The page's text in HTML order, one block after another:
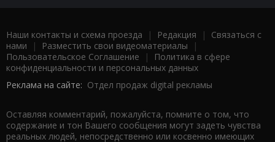
Наши контакты и схема проезда | Редакция | Связаться с
нами | Разместить свои видеоматериалы |
Пользовательское Соглашение |
Политика в сфере
конфиденциальности и персональных данных
Реклама на сайте: Отдел продаж digital рекламы
Оставляя комментарий, пожалуйста, помните о том, что
содержание и тон Вашего сообщения могут задеть чувства
реальных людей, непосредственно или косвенно имеющих